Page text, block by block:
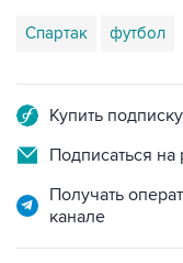
Спартак футбол
Купить
Подписаться на
Получать
канале